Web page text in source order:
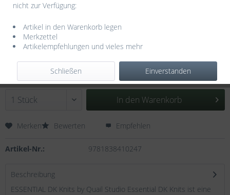
16,90 € *
inkl. MwSt.
Sofort versandfertig, Lieferzeit ca. 3-5 Werktage
In den Warenkorb
Merken Bewerten Empfehlen
Artikel-Nr.: 9781838410247
Beschreibung
ESSENTIAL DK Knits by Quail Studio Essential DK Knits ist eine
nicht zur Verfügung:
Artikel in den Warenkorb legen
Merkzettel
Artikelempfehlungen und vieles mehr
Einverstanden
Schließen